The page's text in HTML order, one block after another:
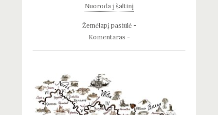
Nuoroda į šaltinį
Žemėlapį pasiūlė -
Komentaras -